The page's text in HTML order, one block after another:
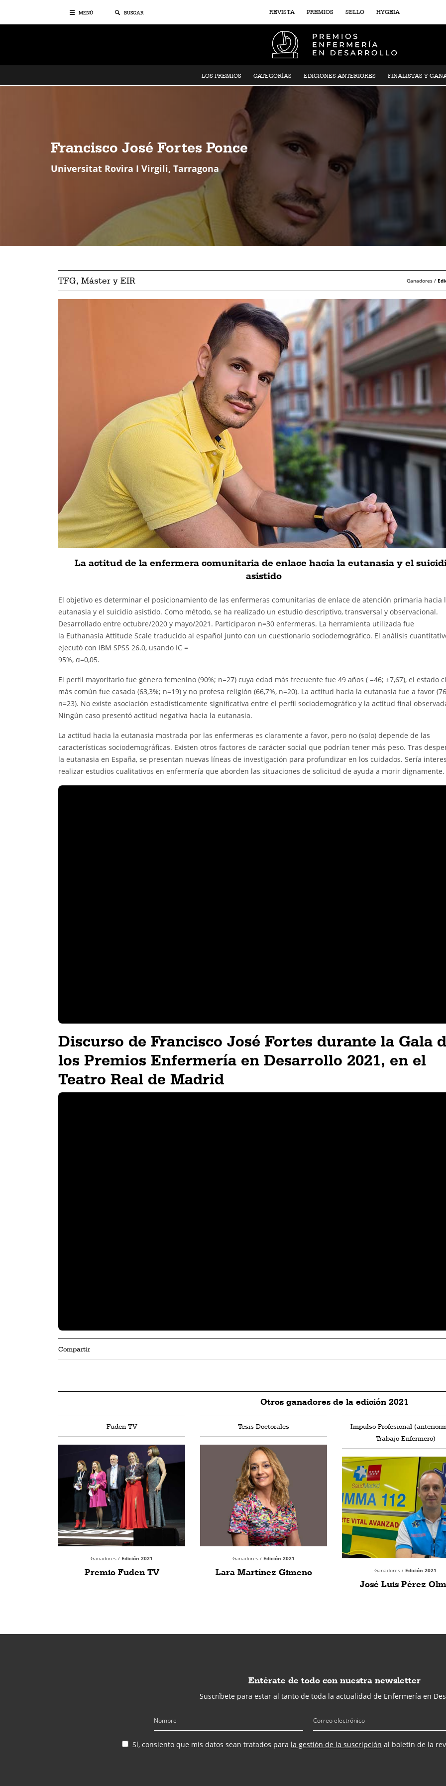
MENÚ BUSCAR REVISTA PREMIOS SELLO HYGEIA
LOS PREMIOS CATEGORÍAS EDICIONES ANTERIORES FINALISTAS Y
Francisco José Fortes Ponce
Universitat Rovira I Virgili, Tarragona
TFG, Máster y EIR Ganadores /
La actitud de la enfermera comunitaria de enlace hacia la eutanasia y el
asistido
El objetivo es determinar el posicionamiento de las enfermeras comunitarias de enlace de atención primaria hacia
eutanasia y el suicidio asistido. Como método, se ha realizado un estudio descriptivo, transversal y observacional.
Desarrollado entre octubre/2020 y mayo/2021. Participaron n=30 enfermeras. La herramienta utilizada fue
la Euthanasia Attitude Scale traducido al español junto con un cuestionario sociodemográfico. El análisis
ejecutó con IBM SPSS 26.0, usando IC =
95%, α=0,05.
El perfil mayoritario fue género femenino (90%; n=27) cuya edad más frecuente fue 49 años ( =46; ±7,67), el estado
más común fue casada (63,3%; n=19) y no profesa religión (66,7%, n=20). La actitud hacia la eutanasia fue a favor
n=23). No existe asociación estadísticamente significativa entre el perfil sociodemográfico y la actitud final
Ningún caso presentó actitud negativa hacia la eutanasia.
La actitud hacia la eutanasia mostrada por las enfermeras es claramente a favor, pero no (solo) depende de las
características sociodemográficas. Existen otros factores de carácter social que podrían tener más peso. Tras
la eutanasia en España, se presentan nuevas líneas de investigación para profundizar en los cuidados. Sería
realizar estudios cualitativos en enfermería que aborden las situaciones de solicitud de ayuda a morir dignamente.
Discurso de Francisco José Fortes durante la Gala
los Premios Enfermería en Desarrollo 2021, en el
Teatro Real de Madrid
Compartir
Otros ganadores de la edición 2021
Fuden TV
Ganadores / Edición 2021
Premio Fuden TV
Tesis Doctorales
Ganadores / Edición 2021
Lara Martínez Gimeno
Impulso Profesional
Trabajo Enfermero)
Ganadores / Edición 2021
José Luis Pérez
Entérate de todo con nuestra newsletter
Suscríbete para estar al tanto de toda la actualidad de Enfermería en
Sí, consiento que mis datos sean tratados para la gestión de la suscripción al boletín de la